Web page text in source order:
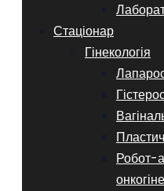
Стаціонар
Гінекологія
Робот-